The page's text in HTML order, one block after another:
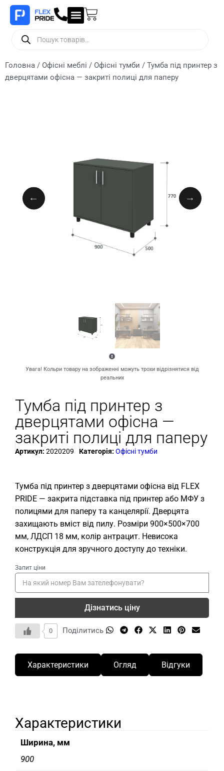
Головна / Офісні меблі / Офісні тумби / Тумба під принтер з
дверцятами офісна — закриті полиці для паперу
Увага! Кольри товару на зображенні можуть трохи відрізнятися від
реальних
Тумба під принтер з
дверцятами офісна —
закриті полиці для паперу
Артикул: 2020209 Категорія: Офісні тумби
Тумба під принтер з дверцятами офісна від FLEX
PRIDE — закрита підставка під принтер або МФУ з
полицями для паперу та канцелярії. Дверцята
захищають вміст від пилу. Розміри 900×500×700
мм, ЛДСП 18 мм, колір антрацит. Невисока
конструкція для зручного доступу до техніки.
Запит ціни
Дізнатись ціну
0 Поділитись
Характеристики Огляд Відгуки
Характеристики
Ширина, мм
900